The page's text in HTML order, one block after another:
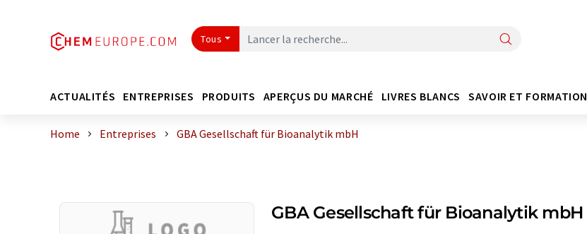
Tous
ACTUALITÉS ENTREPRISES PRODUITS APERÇUS DU MARCHÉ LIVRES BLANCS SAVOIR ET FORMATION
Home Entreprises GBA Gesellschaft für Bioanalytik mbH
GBA Gesellschaft für Bioanalytik mbH